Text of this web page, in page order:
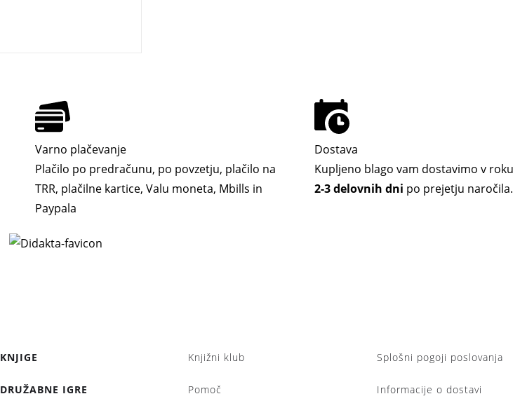
Varno plačevanje
Plačilo po predračunu, po povzetju, plačilo na
TRR, plačilne kartice, Valu moneta, Mbills in
Paypala
Dostava
Kupljeno blago vam dostavimo v roku
2-3 delovnih dni po prejetju naročila.
KNJIGE
DRUŽABNE IGRE
Knjižni klub
Pomoč
Splošni pogoji poslovanja
Informacije o dostavi